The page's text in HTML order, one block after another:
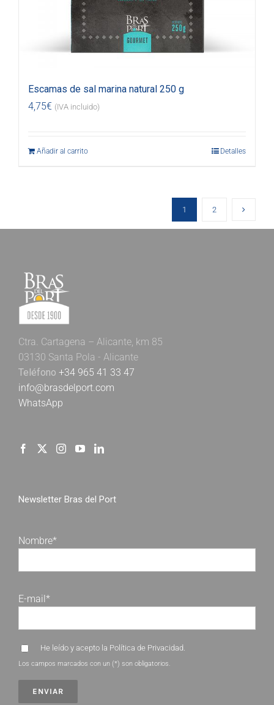
Escamas de sal marina natural 250 g
4,75€ (IVA incluido)
Añadir al carrito Detalles
1 2
Ctra. Cartagena – Alicante, km 85
03130 Santa Pola - Alicante
Teléfono +34 965 41 33 47
info@brasdelport.com
WhatsApp
Newsletter Bras del Port
Nombre*
E-mail*
He leído y acepto la Política de Privacidad.
Los campos marcados con un (*) son obligatorios.